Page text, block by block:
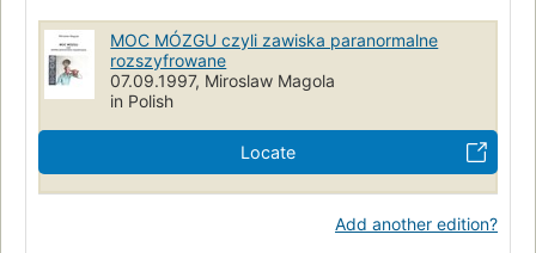
MOC MÓZGU czyli zawiska paranormalne
rozszyfrowane
07.09.1997, Miroslaw Magola
in Polish
Locate
Add another edition?